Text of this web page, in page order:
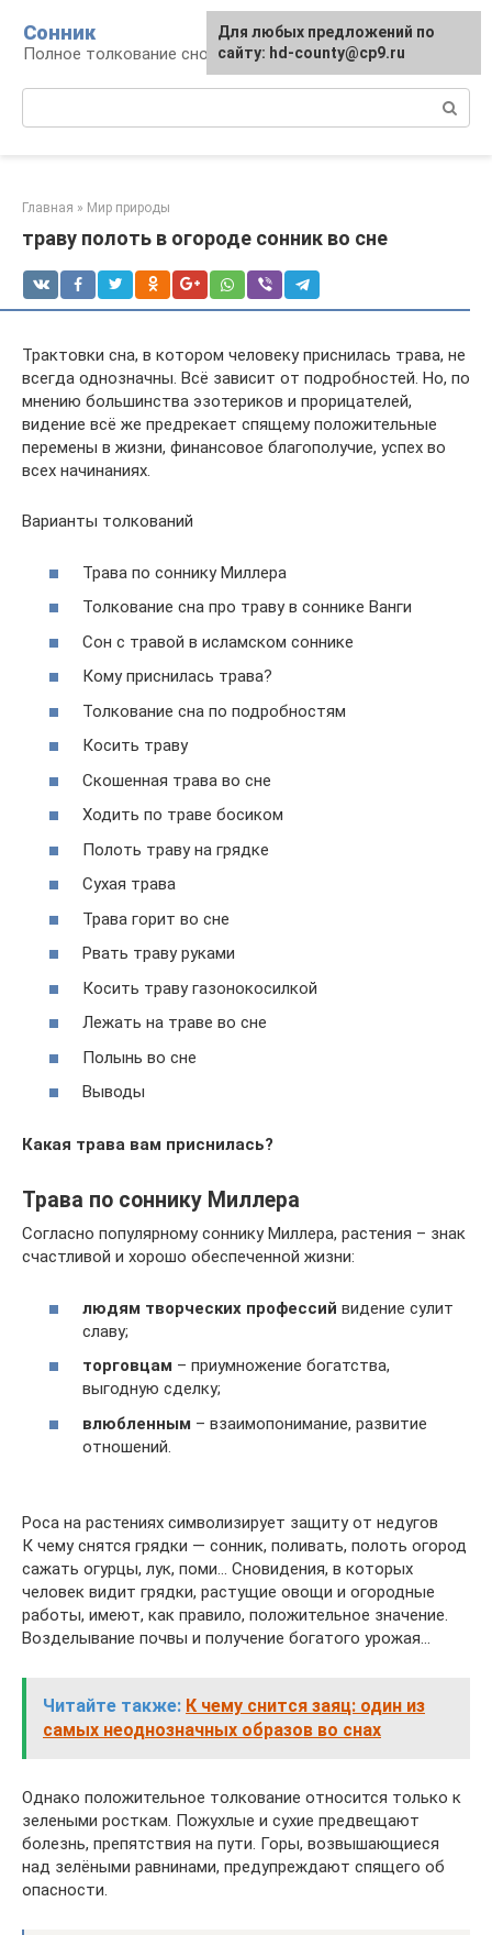
контенту
Сонник
Полное толкование снов
Главная » Мир природы
траву полоть в огороде сонник во сне
Трактовки сна, в котором человеку приснилась трава, не
всегда однозначны. Всё зависит от подробностей. Но, по
мнению большинства эзотериков и прорицателей,
видение всё же предрекает спящему положительные
перемены в жизни, финансовое благополучие, успех во
всех начинаниях.
Варианты толкований
Трава по соннику Миллера
Толкование сна про траву в соннике Ванги
Сон с травой в исламском соннике
Кому приснилась трава?
Толкование сна по подробностям
Косить траву
Скошенная трава во сне
Ходить по траве босиком
Полоть траву на грядке
Сухая трава
Трава горит во сне
Рвать траву руками
Косить траву газонокосилкой
Лежать на траве во сне
Полынь во сне
Выводы
Какая трава вам приснилась?
Трава по соннику Миллера
Согласно популярному соннику Миллера, растения – знак
счастливой и хорошо обеспеченной жизни:
людям творческих профессий видение сулит
славу;
торговцам – приумножение богатства,
выгодную сделку;
влюбленным – взаимопонимание, развитие
отношений.
Роса на растениях символизирует защиту от недугов
К чему снятся грядки — сонник, поливать, полоть огород
сажать огурцы, лук, поми… Сновидения, в которых
человек видит грядки, растущие овощи и огородные
работы, имеют, как правило, положительное значение.
Возделывание почвы и получение богатого урожая…
Читайте также: К чему снится заяц: один из
самых неоднозначных образов во снах
Однако положительное толкование относится только к
зелеными росткам. Пожухлые и сухие предвещают
болезнь, препятствия на пути. Горы, возвышающиеся
над зелёными равнинами, предупреждают спящего об
опасности.
Для любых предложений по
сайту: hd-county@cp9.ru